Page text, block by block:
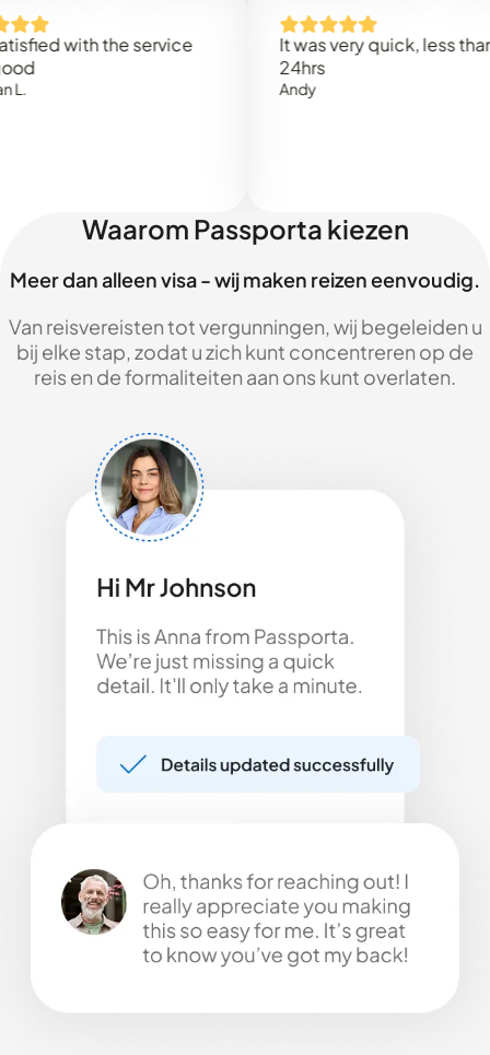
with the service
It was very quick, less than
Waarom Passporta kiezen
Meer dan alleen visa - wij maken reizen eenvoudig.
Van reisvereisten tot vergunningen, wij begeleiden u
bij elke stap, zodat u zich kunt concentreren op de
reis en de formaliteiten aan ons kunt overlaten.